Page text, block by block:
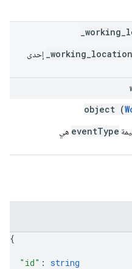
إحدى
object (
eventType هي
{
"id" : string